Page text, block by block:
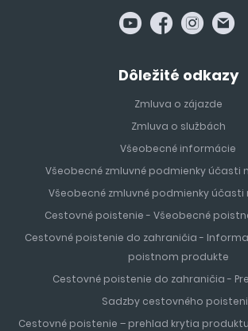
Dôležité odkazy
Zmluva o zájazde
Zmluva o službách
Všeobecné informácie
Všeobecné zmluvné podmienky účasti
Všeobecné zmluvné podmienky účasti
Cestovné poistenie - Všeobecné
Cestovné poistenie do zahraničia -
poistnom produkte
Cestovné poistenie do zahraničia -
Sadzby cestovného
Cestovné poistenie – prehlad krytia produktu